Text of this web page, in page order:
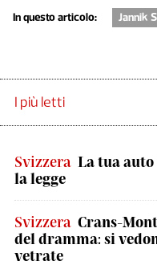
In questo articolo: Jannik
I più letti
Svizzera La tua
la legge
Svizzera Crans-
del dramma: si
vetrate